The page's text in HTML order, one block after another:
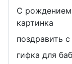
С рождением
картинка
поздравить
гифка для